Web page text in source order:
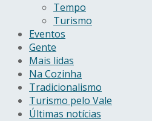
Tempo
Turismo
Eventos
Gente
Mais lidas
Na Cozinha
Tradicionalismo
Turismo pelo Vale
Últimas notícias